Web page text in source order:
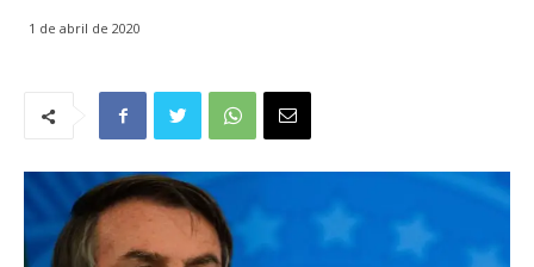
1 de abril de 2020